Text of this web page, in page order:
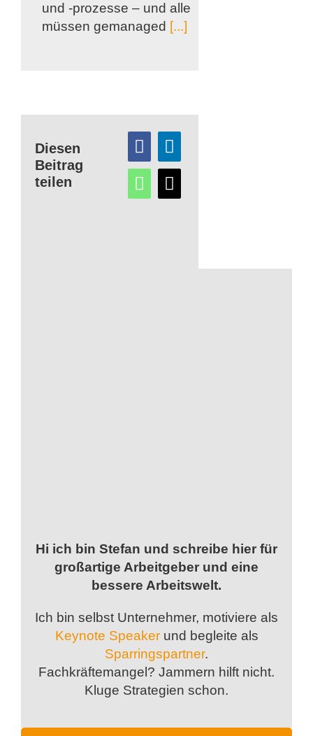
und -prozesse – und alle
müssen gemanaged [...]
Diesen
Beitrag
teilen
Hi ich bin Stefan und schreibe hier für
großartige Arbeitgeber und eine
bessere Arbeitswelt.
Ich bin selbst Unternehmer, motiviere als
Keynote Speakerund begleite als
Sparringspartner.
Fachkräftemangel? Jammern hilft nicht.
Kluge Strategien schon.